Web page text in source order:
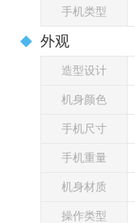
手机类型
外观
造型设计
机身颜色
手机尺寸
手机重量
机身材质
操作类型